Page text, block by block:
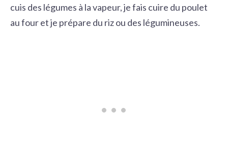
cuis des légumes à la vapeur, je fais cuire du poulet
au four et je prépare du riz ou des légumineuses.